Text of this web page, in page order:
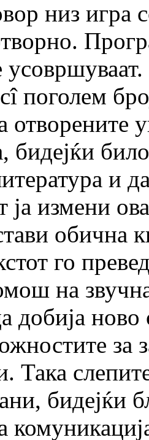
низ игра
поголем
отворените
бидејќи
и
ја измени
обична
го
на
добија
за
Така
бидејќи